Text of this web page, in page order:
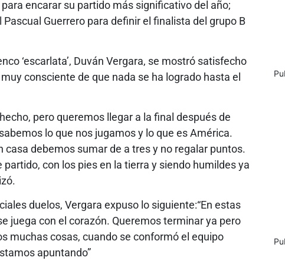
encarar su partido más significativo del año;
Guerrero para definir el finalista del grupo B
‘escarlata’, Duván Vergara, se mostró satisfecho
consciente de que nada se ha logrado hasta el
pero queremos llegar a la final después de
lo que nos jugamos y lo que es América.
debemos sumar de a tres y no regalar puntos.
con los pies en la tierra y siendo humildes ya
duelos, Vergara expuso lo siguiente:“En estas
juega con el corazón. Queremos terminar ya pero
muchas cosas, cuando se conformó el equipo
apuntando”